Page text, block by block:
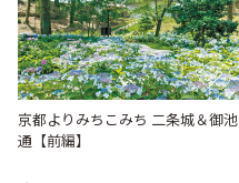
京都よりみちこみち 二条城＆御池
通【前編】